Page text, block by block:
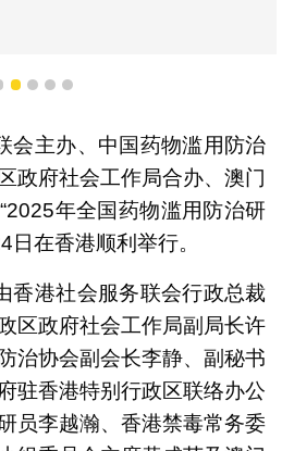
2 3 4 5
会主办、中国药物滥用防治
政府社会工作局合办、澳门
年全国药物滥用防治研
在香港顺利举行。
香港社会服务联会行政总裁
区政府社会工作局副局长许
治协会副会长李静、副秘书
驻香港特别行政区联络办公
员李越瀚、香港禁毒常务委